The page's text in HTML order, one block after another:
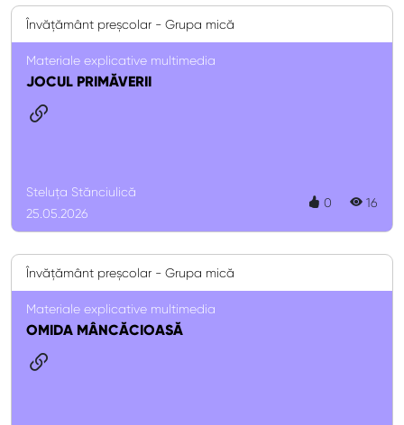
Învățământ preșcolar - Grupa mică
Materiale explicative multimedia
JOCUL PRIMĂVERII
Steluța Stănciulică
25.05.2026
0 16
Învățământ preșcolar - Grupa mică
Materiale explicative multimedia
OMIDA MÂNCĂCIOASĂ